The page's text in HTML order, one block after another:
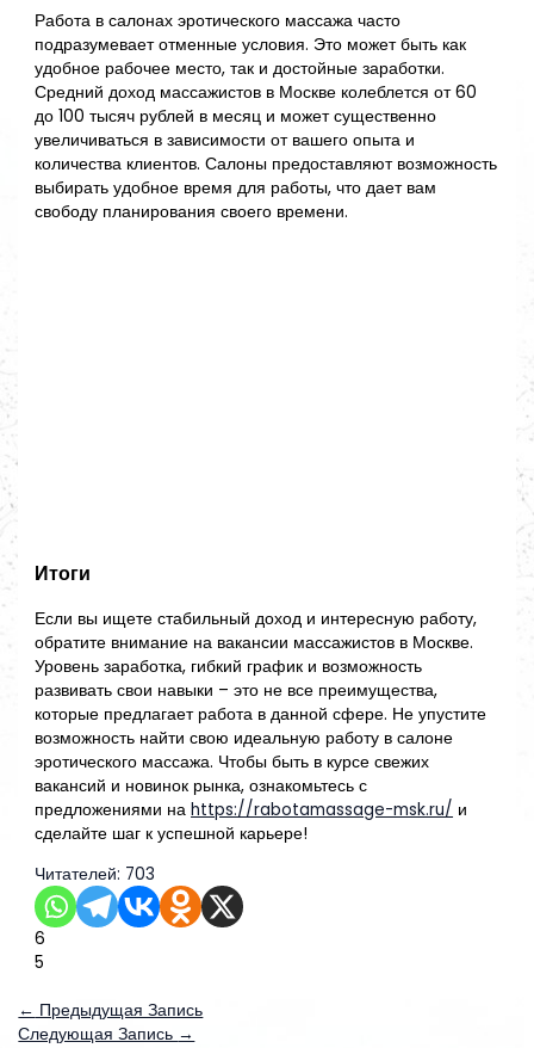
Работа в салонах эротического массажа часто
подразумевает отменные условия. Это может быть как
удобное рабочее место, так и достойные заработки.
Средний доход массажистов в Москве колеблется от 60
до 100 тысяч рублей в месяц и может существенно
увеличиваться в зависимости от вашего опыта и
количества клиентов. Салоны предоставляют возможность
выбирать удобное время для работы, что дает вам
свободу планирования своего времени.
Итоги
Если вы ищете стабильный доход и интересную работу,
обратите внимание на вакансии массажистов в Москве.
Уровень заработка, гибкий график и возможность
развивать свои навыки – это не все преимущества,
которые предлагает работа в данной сфере. Не упустите
возможность найти свою идеальную работу в салоне
эротического массажа. Чтобы быть в курсе свежих
вакансий и новинок рынка, ознакомьтесь с
предложениями наhttps://rabotamassage-msk.ru/ и
сделайте шаг к успешной карьере!
Читателей: 703
6
5
← Предыдущая Запись
Следующая Запись →